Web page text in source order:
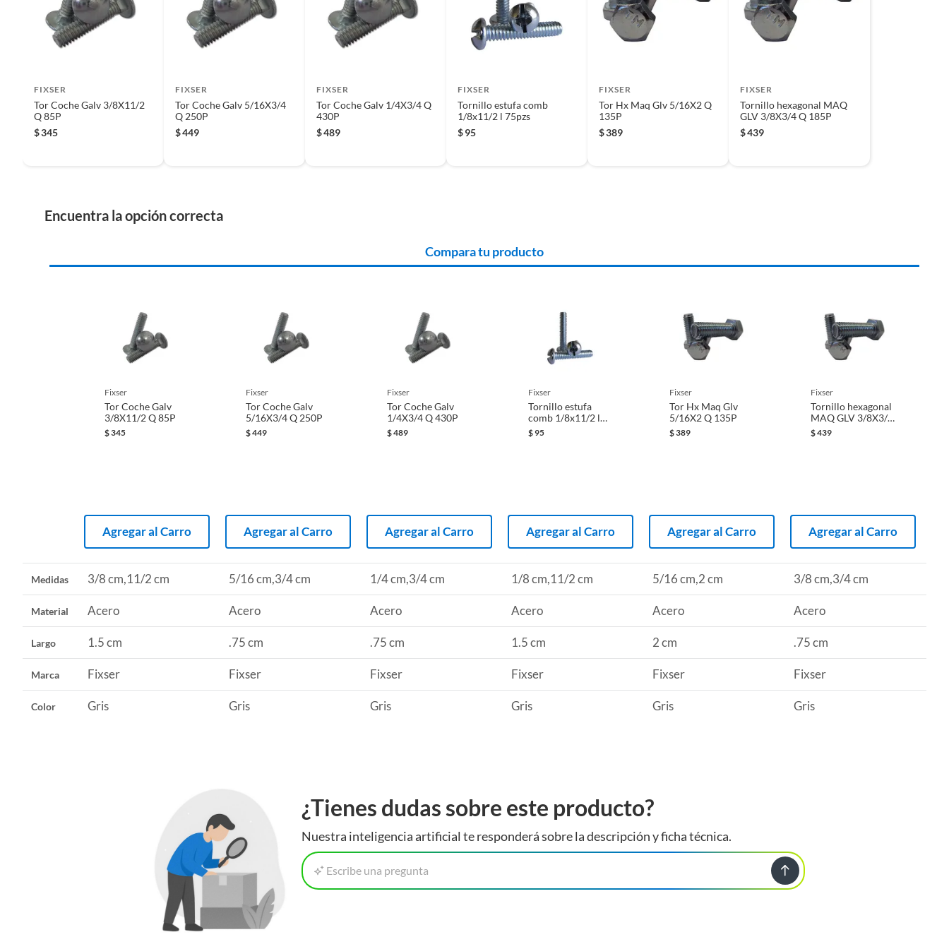
Iniciaremos el reembolso de tu dinero cuando recibamos el producto.
FIXSER
Tor Coche Galv 3/8X11/2
Q 85P
$345
FIXSER
Tor Coche Galv 5/16X3/4
Q 250P
$449
FIXSER
Tor Coche Galv 1/4X3/4 Q
430P
$489
FIXSER
Tornillo estufa comb
1/8x11/2 l 75pzs
$95
FIXSER
Tor Hx Maq Glv 5/16X2 Q
135P
$389
FIXSER
Tornillo hexagonal MAQ
GLV 3/8X3/4 Q 185P
$439
Encuentra la opción correcta
Compara tu producto
fixser
Tor Coche Galv
3/8X11/2 Q 85P
$345
Agregar al Carro
fixser
Tor Coche Galv
5/16X3/4 Q 250P
$449
Agregar al Carro
fixser
Tor Coche Galv
1/4X3/4 Q 430P
$489
Agregar al Carro
fixser
Tornillo estufa
comb 1/8x11/2 l
75pzs
$95
Agregar al Carro
fixser
Tor Hx Maq Glv
5/16X2 Q 135P
$389
Agregar al Carro
fixser
Tornillo hexagonal
MAQ GLV 3/8X3/4
Q 185P
$439
Agregar al Carro
Medidas 3/8 cm,11/2 cm 5/16 cm,3/4 cm 1/4 cm,3/4 cm 1/8 cm,11/2 cm 5/16 cm,2 cm 3/8 cm,3/4 cm
Material Acero Acero Acero Acero Acero Acero
Largo 1.5 cm .75 cm .75 cm 1.5 cm 2 cm .75 cm
Marca Fixser Fixser Fixser Fixser Fixser Fixser
Color Gris Gris Gris Gris Gris Gris
¿Tienes dudas sobre este producto?
Nuestra inteligencia artificial te responderá sobre la descripción y ficha técnica.
Escribe una pregunta